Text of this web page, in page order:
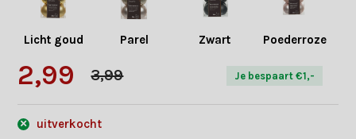
Licht goud Parel Zwart Poederroze
2,99 3,99 Je bespaart €1,-
uitverkocht